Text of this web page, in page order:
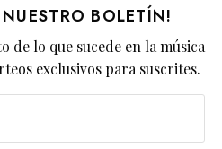
NUESTRO BOLETÍN!
de lo que sucede en la música
exclusivos para suscrites.